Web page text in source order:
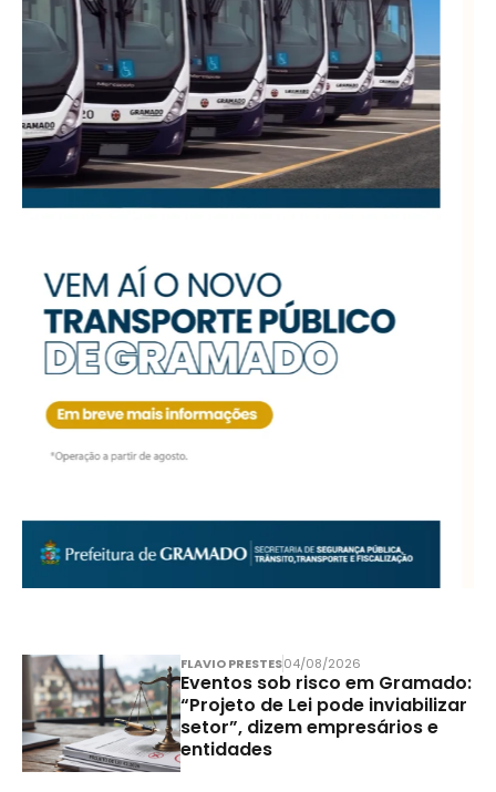
FLAVIO PRESTES04/08/2026
Eventos sob risco em Gramado:
“Projeto de Lei pode inviabilizar
setor”, dizem empresários e
entidades